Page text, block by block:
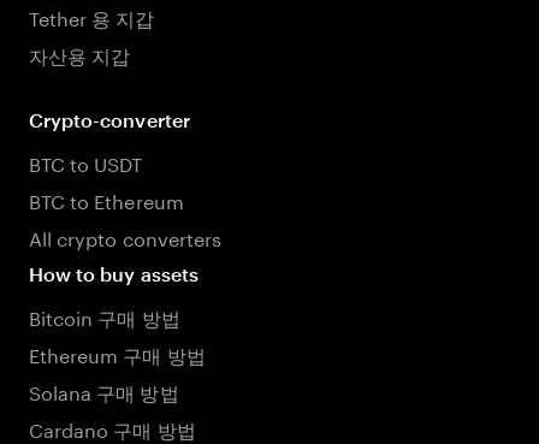
Tether 용 지갑
자산용 지갑
Crypto-converter
BTC to USDT
BTC to Ethereum
All crypto converters
How to buy assets
Bitcoin 구매 방법
Ethereum 구매 방법
Solana 구매 방법
Cardano 구매 방법